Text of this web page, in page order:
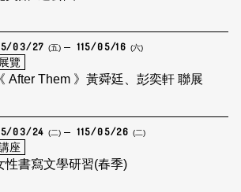
03/27 (五) 115/05/16 (六)
展覽
《 After Them 》黃舜廷、彭奕軒 聯展
03/24 (二) 115/05/26 (二)
座
性書寫文學研習(春季)